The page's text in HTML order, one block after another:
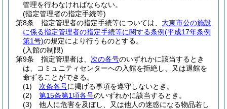
管理を行わなければならない。
(指定管理者の指定手続等)
第8条
指定管理者の指定手続等については、 大東市公の施設
に係る指定管理者の指定手続等に関する条例(平成17年条例
第1号)の規定により行うものとする。
(入館の制限)
第9条
指定管理者は、 次の各号のいずれかに該当するとき
は、コミュニティセンターへの入館を拒絶し、又は退館を
命ずることができる。
(1)
次条各号に掲げる事項を遵守しないとき。
(2)
第15条第1項各号のいずれかに該当するとき。
(3)
他人に危害を及ぼし、又は他人の迷惑になる物品若し